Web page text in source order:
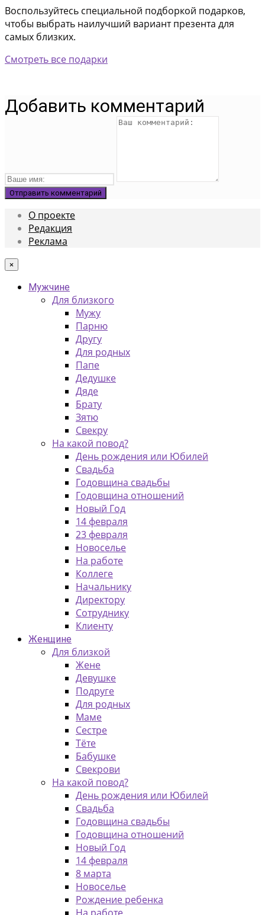
Воспользуйтесь специальной подборкой подарков,
чтобы выбрать наилучший вариант презента для
самых близких.
Смотреть все подарки
Добавить комментарий
О проекте
Редакция
Реклама
×
Мужчине
Для близкого
Мужу
Парню
Другу
Для родных
Папе
Дедушке
Дяде
Брату
Зятю
Свекру
На какой повод?
День рождения или Юбилей
Свадьба
Годовщина свадьбы
Годовщина отношений
Новый Год
14 февраля
23 февраля
Новоселье
На работе
Коллеге
Начальнику
Директору
Сотруднику
Клиенту
Женщине
Для близкой
Жене
Девушке
Подруге
Для родных
Маме
Сестре
Тёте
Бабушке
Свекрови
На какой повод?
День рождения или Юбилей
Свадьба
Годовщина свадьбы
Годовщина отношений
Новый Год
14 февраля
8 марта
Новоселье
Рождение ребенка